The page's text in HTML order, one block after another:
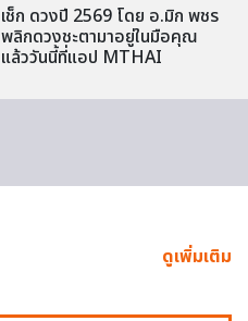
เช็ก ดวงปี 2569 โดย อ.มิก พชร
พลิกดวงชะตามาอยู่ในมือคุณ
แล้ววันนี้ที่แอป MTHAI
ดูเพิ่มเติม